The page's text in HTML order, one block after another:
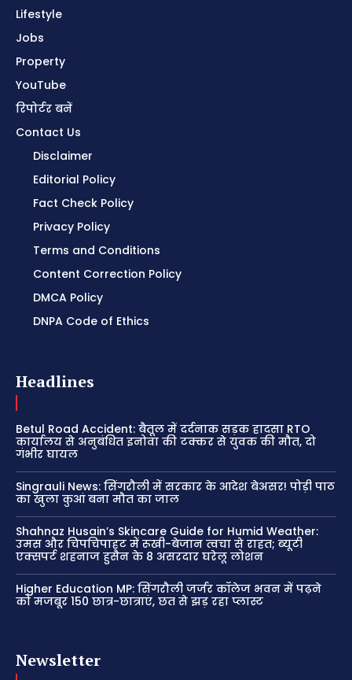
Lifestyle
Jobs
Property
YouTube
रिपोर्टर बनें
Contact Us
Disclaimer
Editorial Policy
Fact Check Policy
Privacy Policy
Terms and Conditions
Content Correction Policy
DMCA Policy
DNPA Code of Ethics
Headlines
Betul Road Accident: बैतूल में दर्दनाक सड़क हादसा RTO
कार्यालय से अनुबंधित इनोवा की टक्कर से युवक की मौत, दो
गंभीर घायल
Singrauli News: सिंगरौली में सरकार के आदेश बेअसर! पोड़ी पाठ
का खुला कुआं बना मौत का जाल
Shahnaz Husain’s Skincare Guide for Humid Weather:
उमस और चिपचिपाहट में रूखी-बेजान त्वचा से राहत; ब्यूटी
एक्सपर्ट शहनाज हुसैन के 8 असरदार घरेलू लोशन
Higher Education MP: सिंगरौली जर्जर कॉलेज भवन में पढ़ने
को मजबूर 150 छात्र-छात्राएं, छत से झड़ रहा प्लास्ट
Newsletter